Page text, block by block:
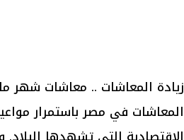
المعاشات في مصر باستمرار